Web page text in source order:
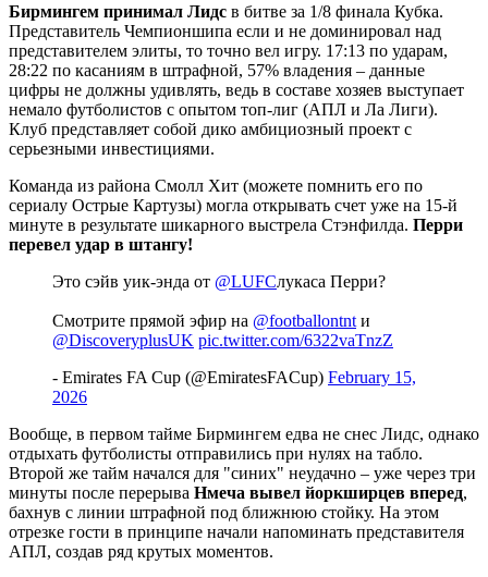
Бирмингем принимал Лидс в битве за 1/8 финала Кубка.
Представитель Чемпионшипа если и не доминировал над
представителем элиты, то точно вел игру. 17:13 по ударам,
28:22 по касаниям в штрафной, 57% владения – данные
цифры не должны удивлять, ведь в составе хозяев выступает
немало футболистов с опытом топ-лиг (АПЛ и Ла Лиги).
Клуб представляет собой дико амбициозный проект с
серьезными инвестициями.
Команда из района Смолл Хит (можете помнить его по
сериалу Острые Картузы) могла открывать счет уже на 15-й
минуте в результате шикарного выстрела Стэнфилда. Перри
перевел удар в штангу!
Это сэйв уик-энда от @LUFCлукаса Перри?
Смотрите прямой эфир на @footballontnt и
@DiscoveryplusUK pic.twitter.com/6322vaTnzZ
- Emirates FA Cup (@EmiratesFACup) February 15,
2026
Вообще, в первом тайме Бирмингем едва не снес Лидс, однако
отдыхать футболисты отправились при нулях на табло.
Второй же тайм начался для "синих" неудачно – уже через три
минуты после перерыва Нмеча вывел йоркширцев вперед,
бахнув с линии штрафной под ближнюю стойку. На этом
отрезке гости в принципе начали напоминать представителя
АПЛ, создав ряд крутых моментов.